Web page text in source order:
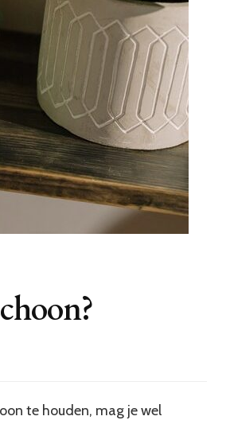
te houden, mag je wel